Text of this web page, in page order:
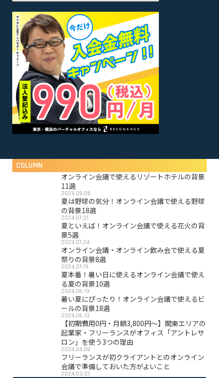
COLUMN
オンライン会議で使えるリゾートホテルの背景
11選
2024.08.06
夏は野球の気分！オンライン会議で使える野球
の背景18選
2024.07.31
夏といえば！オンライン会議で使える花火の背
景5選
2024.07.24
オンライン会議・オンライン飲み会で使える夏
祭りの背景8選
2024.07.19
夏本番！暑い日に使えるオンライン会議で使え
る夏の背景10選
2024.06.19
暑い夏にぴったり！オンライン会議で使えるビ
ールの背景18選
2024.06.13
【初期費用0円・月額3,800円〜】関東エリアの
起業家・フリーランスがオフィス「アントレサ
ロン」を使う3つの理由
2024.04.08
フリーランスが初クライアントとのオンライン
会議で準備しておいた方がよいこと
2024.03.07